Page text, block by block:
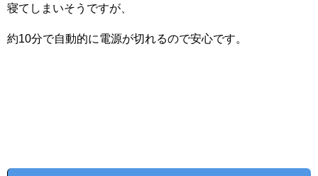
寝てしまいそうですが、
約10分で自動的に電源が切れるので安心です。